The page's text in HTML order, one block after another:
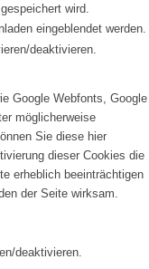
wird.
eingeblendet werden.
deaktivieren.
Google Webfonts, Google
möglicherweise
Sie diese hier
dieser Cookies die
erheblich beeinträchtigen
der Seite wirksam.
deaktivieren.